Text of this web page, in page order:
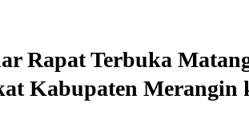
Rapat Terbuka
Kabupaten Merangin